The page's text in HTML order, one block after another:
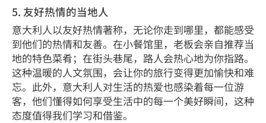
5. 友好热情的当地人
意大利人以友好热情著称，无论你走到哪里，都能感受
到他们的热情和友善。在小餐馆里，老板会亲自推荐当
地的特色菜肴；在街头巷尾，路人会热心地为你指路。
这种温暖的人文氛围，会让你的旅行变得更加愉快和难
忘。此外，意大利人对生活的热爱也感染着每一位游
客，他们懂得如何享受生活中的每一个美好瞬间，这种
态度值得我们学习和借鉴。